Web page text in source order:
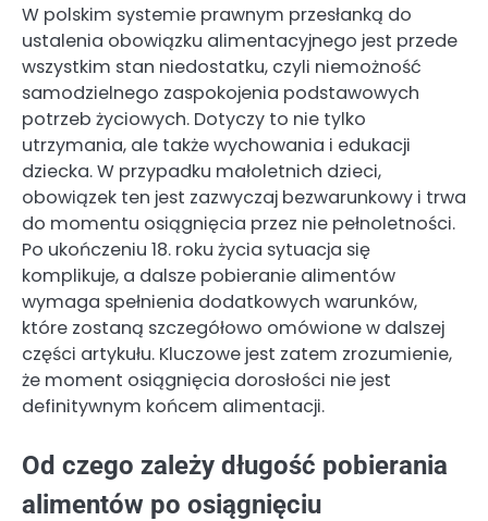
W polskim systemie prawnym przesłanką do
ustalenia obowiązku alimentacyjnego jest przede
wszystkim stan niedostatku, czyli niemożność
samodzielnego zaspokojenia podstawowych
potrzeb życiowych. Dotyczy to nie tylko
utrzymania, ale także wychowania i edukacji
dziecka. W przypadku małoletnich dzieci,
obowiązek ten jest zazwyczaj bezwarunkowy i trwa
do momentu osiągnięcia przez nie pełnoletności.
Po ukończeniu 18. roku życia sytuacja się
komplikuje, a dalsze pobieranie alimentów
wymaga spełnienia dodatkowych warunków,
które zostaną szczegółowo omówione w dalszej
części artykułu. Kluczowe jest zatem zrozumienie,
że moment osiągnięcia dorosłości nie jest
definitywnym końcem alimentacji.
Od czego zależy długość pobierania
alimentów po osiągnięciu